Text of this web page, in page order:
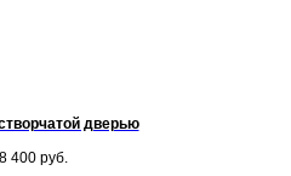
дверью
400 руб.